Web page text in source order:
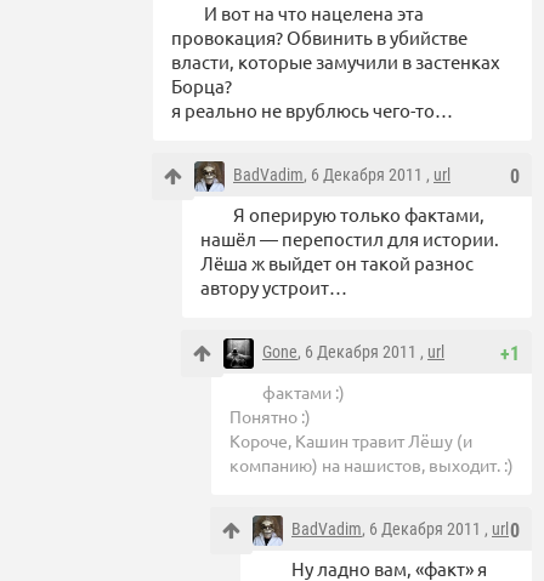
И вот на что нацелена эта
провокация? Обвинить в убийстве
власти, которые замучили в застенках
Борца?
я реально не врублюсь чего-то…
0
BadVadim, 6 Декабря 2011 , url
Я оперирую только фактами,
нашёл — перепостил для истории.
Лёша ж выйдет он такой разнос
автору устроит…
+1
Gone, 6 Декабря 2011 , url
фактами :)
Понятно :)
Короче, Кашин травит Лёшу (и
компанию) на нашистов, выходит. :)
0
BadVadim, 6 Декабря 2011 , url
Ну ладно вам, «факт» я